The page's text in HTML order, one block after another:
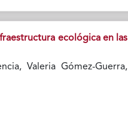
ecológica en las
Valeria Gómez-Guerra,